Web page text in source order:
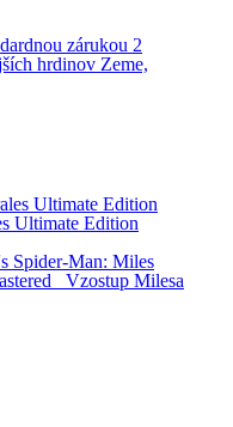
zárukou 2
hrdinov Zeme,
Ultimate Edition
Spider-Man: Miles
Vzostup Milesa